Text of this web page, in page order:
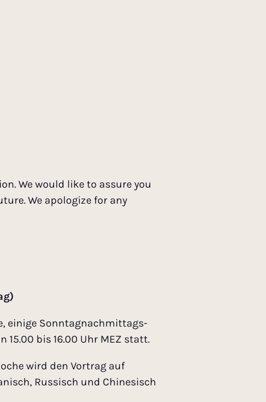
We would like to assure you
We apologize for any
einige Sonntagnachmittags-
15.00 bis 16.00 Uhr MEZ statt.
wird den Vortrag auf
Russisch und Chinesisch